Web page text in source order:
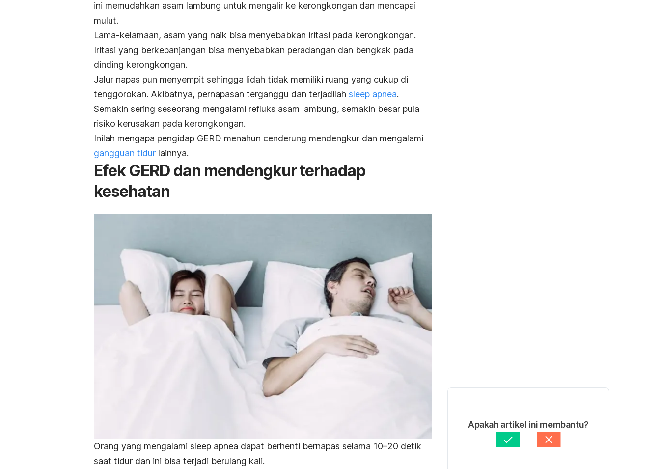
ini memudahkan asam lambung untuk mengalir ke kerongkongan dan mencapai
mulut.
Lama-kelamaan, asam yang naik bisa menyebabkan iritasi pada kerongkongan.
Iritasi yang berkepanjangan bisa menyebabkan peradangan dan bengkak pada
dinding kerongkongan.
Jalur napas pun menyempit sehingga lidah tidak memiliki ruang yang cukup di
tenggorokan. Akibatnya, pernapasan terganggu dan terjadilah sleep apnea.
Semakin sering seseorang mengalami refluks asam lambung, semakin besar pula
risiko kerusakan pada kerongkongan.
Inilah mengapa pengidap GERD menahun cenderung mendengkur dan mengalami
gangguan tidur lainnya.
Efek GERD dan mendengkur terhadap
kesehatan
Orang yang mengalami sleep apnea dapat berhenti bernapas selama 10–20 detik
saat tidur dan ini bisa terjadi berulang kali.
Apakah artikel ini membantu?